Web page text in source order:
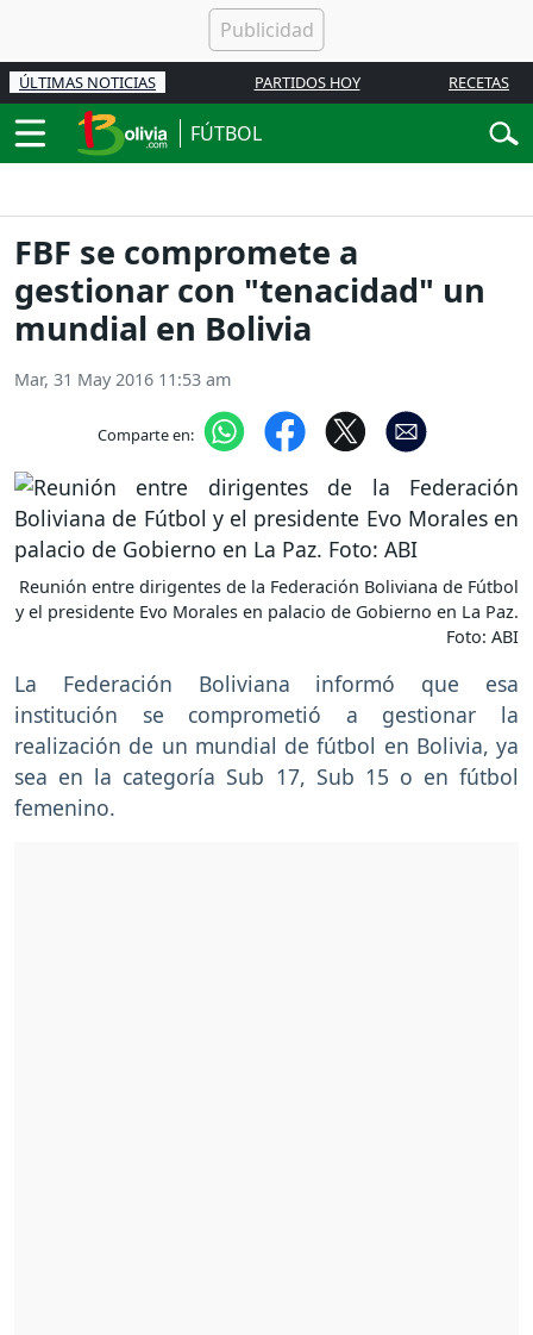
ÚLTIMAS NOTICIAS PARTIDOS HOY RECETAS
FÚTBOL
FBF se compromete a
gestionar con "tenacidad" un
mundial en Bolivia
Mar, 31 May 2016 11:53 am
Comparte en:
Reunión entre dirigentes de la Federación Boliviana de Fútbol
y el presidente Evo Morales en palacio de Gobierno en La Paz.
Foto: ABI
La Federación Boliviana informó que esa
institución se comprometió a gestionar la
realización de un mundial de fútbol en Bolivia, ya
sea en la categoría Sub 17, Sub 15 o en fútbol
femenino.